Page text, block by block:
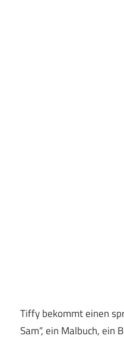
Tiffy bekommt einen
Sam“, ein Malbuch, ein